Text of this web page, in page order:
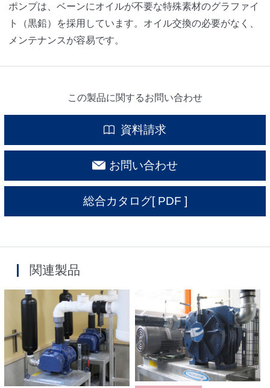
ポンプは、ベーンにオイルが不要な特殊素材のグラファイ
ト（黒鉛）を採用しています。オイル交換の必要がなく、
メンテナンスが容易です。
この製品に関するお問い合わせ
資料請求
お問い合わせ
総合カタログ[ PDF ]
関連製品